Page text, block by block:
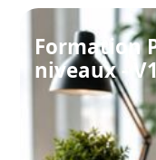
Formation
niveaux -